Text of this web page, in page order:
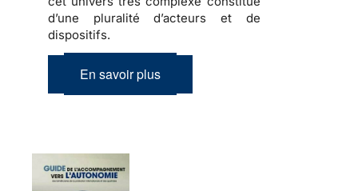
d’une pluralité d’acteurs et de
dispositifs.
En savoir plus